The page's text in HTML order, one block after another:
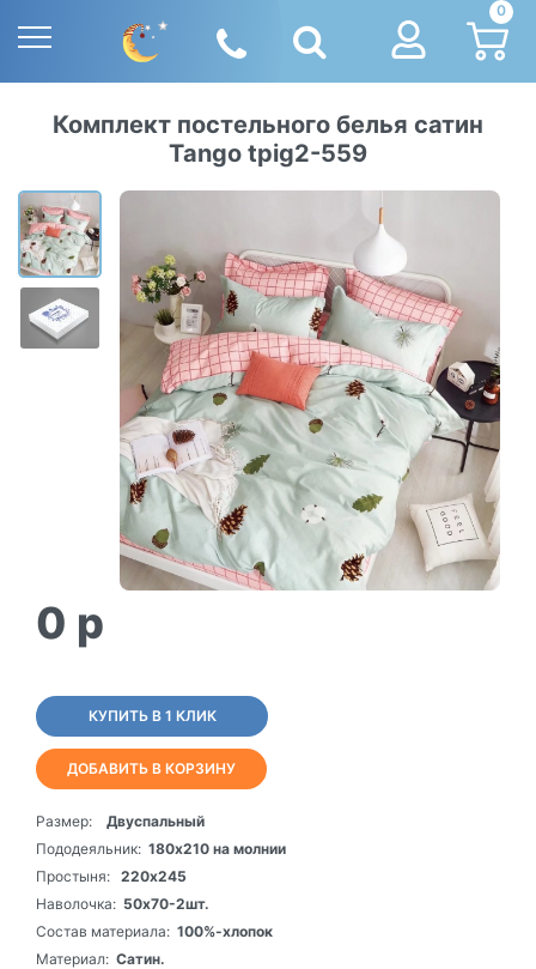
0
Комплект постельного белья сатин
Tango tpig2-559
0 p
КУПИТЬ В 1 КЛИК
ДОБАВИТЬ В КОРЗИНУ
Размер:
Двуспальный
Пододеяльник: 180х210 на молнии
Простыня: 220х245
Наволочка: 50х70-2шт.
Состав материала: 100%-хлопок
Материал: Сатин.